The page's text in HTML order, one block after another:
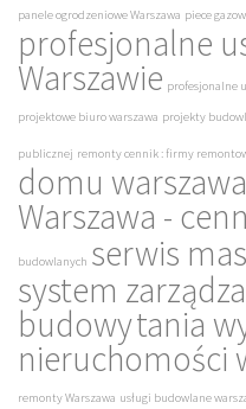
panele ogrodzeniowe Warszawa piece
profesjonalne
Warszawie profesjonalne
projektowe biuro warszawa projekty
publicznej remonty cennik : firmy
domu warszawa
Warszawa -
budowlanych serwis
system
budowytania
nieruchomości
remonty Warszawa usługi budowlane